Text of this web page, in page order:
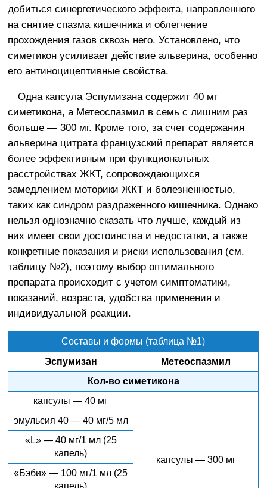
добиться синергетического эффекта, направленного
на снятие спазма кишечника и облегчение
прохождения газов сквозь него. Установлено, что
симетикон усиливает действие альверина, особенно
его антиноцицептивные свойства.
Одна капсула Эспумизана содержит 40 мг
симетикона, а Метеоспазмил в семь с лишним раз
больше — 300 мг. Кроме того, за счет содержания
альверина цитрата французский препарат является
более эффективным при функциональных
расстройствах ЖКТ, сопровождающихся
замедлением моторики ЖКТ и болезненностью,
таких как синдром раздраженного кишечника. Однако
нельзя однозначно сказать что лучше, каждый из
них имеет свои достоинства и недостатки, а также
конкретные показания и риски использования (см.
таблицу №2), поэтому выбор оптимального
препарата происходит с учетом симптоматики,
показаний, возраста, удобства применения и
индивидуальной реакции.
Составы и формы (таблица №1)
Эспумизан
Метеоспазмил
Кол-во симетикона
капсулы — 40 мг
капсулы — 300 мг
эмульсия 40 — 40 мг/5 мл
«L» — 40 мг/1 мл (25
капель)
«Бэби» — 100 мг/1 мл (25
капель)